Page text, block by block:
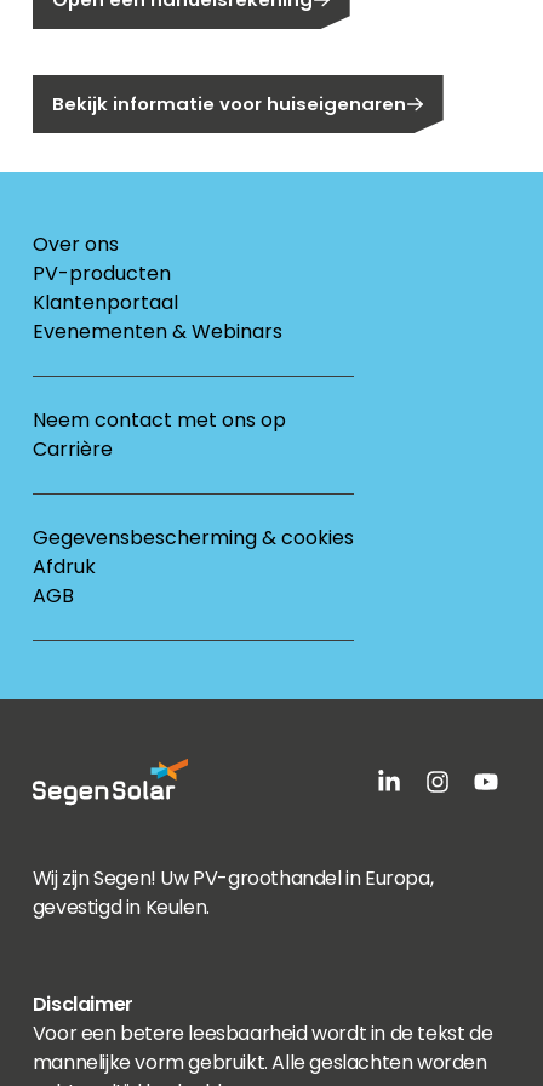
Bekijk informatie voor huiseigenaren
Over ons
PV-producten
Klantenportaal
Evenementen & Webinars
Neem contact met ons op
Carrière
Gegevensbescherming & cookies
Afdruk
AGB
Wij zijn Segen! Uw PV-groothandel in Europa,
gevestigd in Keulen.
Disclaimer
Voor een betere leesbaarheid wordt in de tekst de
mannelijke vorm gebruikt. Alle geslachten worden